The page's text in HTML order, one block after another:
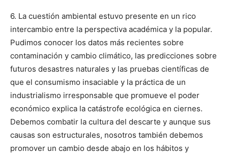
6. La cuestión ambiental estuvo presente en un rico
intercambio entre la perspectiva académica y la popular.
Pudimos conocer los datos más recientes sobre
contaminación y cambio climático, las predicciones sobre
futuros desastres naturales y las pruebas científicas de
que el consumismo insaciable y la práctica de un
industrialismo irresponsable que promueve el poder
económico explica la catástrofe ecológica en ciernes.
Debemos combatir la cultura del descarte y aunque sus
causas son estructurales, nosotros también debemos
promover un cambio desde abajo en los hábitos y